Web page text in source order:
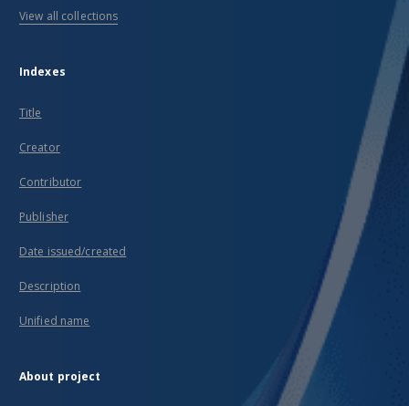
View all collections
Indexes
Title
Creator
Contributor
Publisher
Date issued/created
Description
Unified name
About project